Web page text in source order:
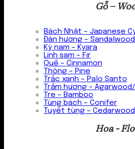
Gỗ –
Bách Nhật – Japanese
Đàn hương – Sandalwood
Kỳ nam – Kyara
Linh sam – Fir
Quế – Cinnamon
Thông – Pine
Trắc xanh – Palo Santo
Trầm hương –
Tre – Bamboo
Tùng bách – Conifer
Tuyết tùng – Cedarwood
Hoa -